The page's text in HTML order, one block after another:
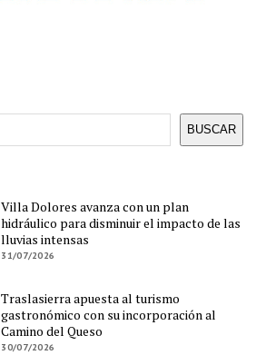
BUSCAR
Villa Dolores avanza con un plan
hidráulico para disminuir el impacto de las
lluvias intensas
31/07/2026
Traslasierra apuesta al turismo
gastronómico con su incorporación al
Camino del Queso
30/07/2026